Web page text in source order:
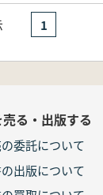
1
る・出版する
委託について
出版について